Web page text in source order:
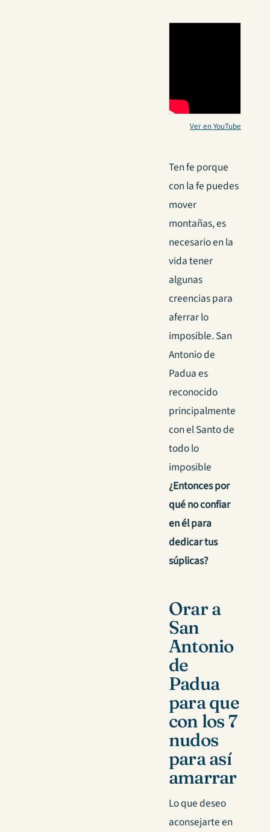
Ver en YouTube
Ten fe porque
con la fe puedes
mover
montañas, es
necesario en la
vida tener
algunas
creencias para
aferrar lo
imposible. San
Antonio de
Padua es
reconocido
principalmente
con el Santo de
todo lo
imposible
¿Entonces por
qué no confiar
en él para
dedicar tus
súplicas?
Orar a
San
Antonio
de
Padua
para que
con los 7
nudos
para así
amarrar
Lo que deseo
aconsejarte en